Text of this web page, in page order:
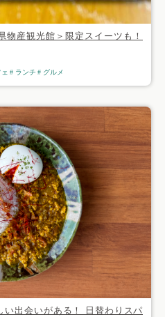
物産観光館＞限定スイーツも！
ランチ グルメ
い出会いがある！ 日替わりスパ